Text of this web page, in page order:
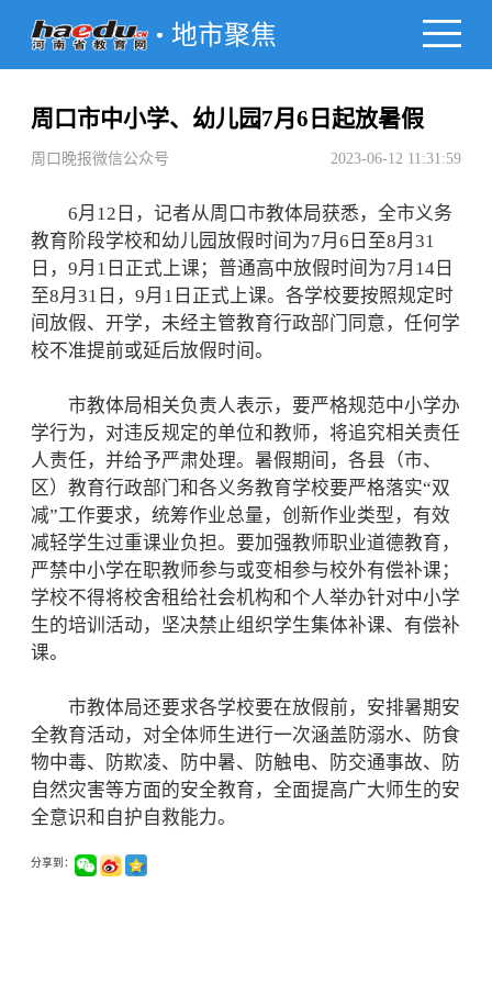
地市聚焦
周口市中小学、幼儿园7月6日起放暑假
周口晚报微信公众号 2023-06-12 11:31:59
6月12日，记者从周口市教体局获悉，全市义务
教育阶段学校和幼儿园放假时间为7月6日至8月31
日，9月1日正式上课；普通高中放假时间为7月14日
至8月31日，9月1日正式上课。各学校要按照规定时
间放假、开学，未经主管教育行政部门同意，任何学
校不准提前或延后放假时间。
市教体局相关负责人表示，要严格规范中小学办
学行为，对违反规定的单位和教师，将追究相关责任
人责任，并给予严肃处理。暑假期间，各县（市、
区）教育行政部门和各义务教育学校要严格落实“双
减”工作要求，统筹作业总量，创新作业类型，有效
减轻学生过重课业负担。要加强教师职业道德教育，
严禁中小学在职教师参与或变相参与校外有偿补课；
学校不得将校舍租给社会机构和个人举办针对中小学
生的培训活动，坚决禁止组织学生集体补课、有偿补
课。
市教体局还要求各学校要在放假前，安排暑期安
全教育活动，对全体师生进行一次涵盖防溺水、防食
物中毒、防欺凌、防中暑、防触电、防交通事故、防
自然灾害等方面的安全教育，全面提高广大师生的安
全意识和自护自救能力。
分享到：